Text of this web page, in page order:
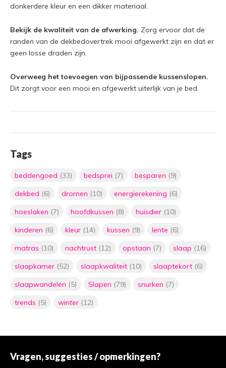
donkerdere kleur en een dikker materiaal.
Bekijk de kwaliteit van de afwerking. Zorg ervoor dat de
randen van de dekbedovertrek mooi afgewerkt zijn en dat er
geen losse draden zijn.
Overweeg het toevoegen van bijpassende kussenslopen.
Dit zorgt voor een mooi en afgewerkt uiterlijk van je bed.
Tags
beddengoed (33) bedsprei (7) besparen (9)
dekbed (6) dromen (10) energierekening (6)
hoeslaken (7) hoofdkussen (8) huisdier (10)
kinderen (6) kleur (14) kussen (9) lente (6)
matras (10) nachtrust (12) opstaan (7) slaap (16)
slaapkamer (52) slaapkwaliteit (10) slaaptekort (6)
slaapwandelen (5) Slapen (79) snurken (7)
trends (5) winter (12)
Vragen, suggesties / opmerkingen?